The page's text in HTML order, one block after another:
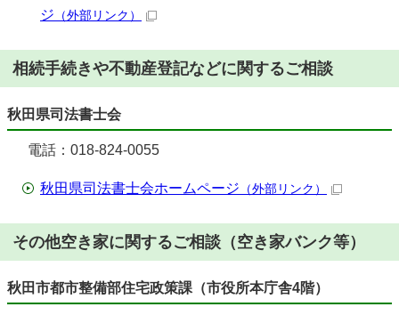
ジ （外部リンク）
相続手続きや不動産登記などに関するご相談
秋田県司法書士会
電話：018-824-0055
秋田県司法書士会ホームページ （外部リンク）
その他空き家に関するご相談（空き家バンク等）
秋田市都市整備部住宅政策課（市役所本庁舎4階）